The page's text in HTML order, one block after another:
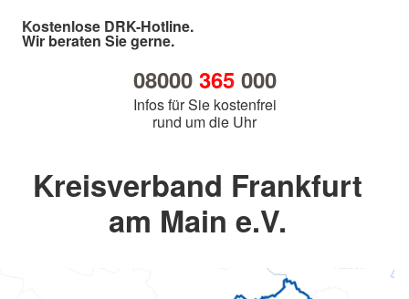
Kostenlose DRK-Hotline.
Wir beraten Sie gerne.
08000 365000
Infos für Sie kostenfrei
rund um die Uhr
Kreisverband Frankfurt
am Main e.V.